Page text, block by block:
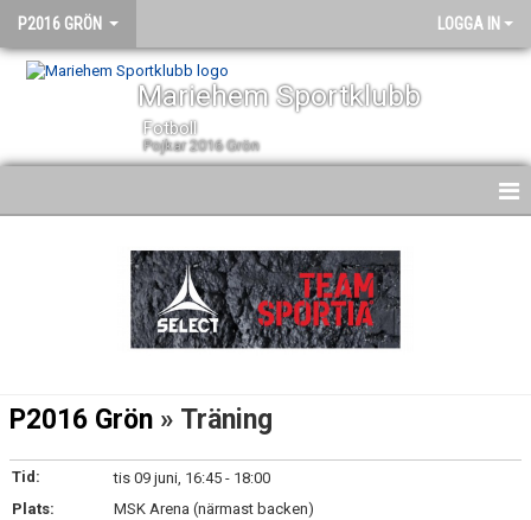
P2016 GRÖN LOGGA IN
Mariehem Sportklubb
Fotboll
Pojkar 2016 Grön
P2016 Grön » Träning
Tid:
tis 09 juni, 16:45 - 18:00
Plats:
MSK Arena (närmast backen)